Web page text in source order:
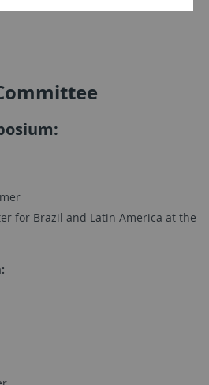
for Brazil and Latin America at the
Giese
Hilger